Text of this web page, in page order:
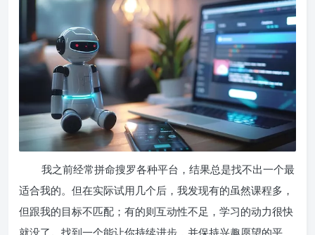
我之前经常拼命搜罗各种平台，结果总是找不出一个最
适合我的。但在实际试用几个后，我发现有的虽然课程多，
但跟我的目标不匹配；有的则互动性不足，学习的动力很快